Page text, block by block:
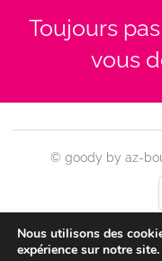
Toujours
vous
© goody by az-
Contact Se
Nous utilisons des
expérience sur notre site.